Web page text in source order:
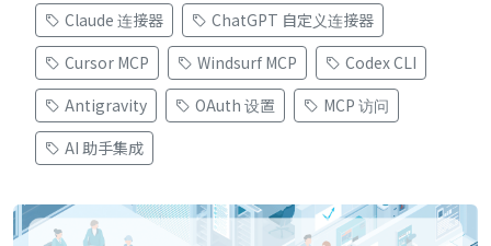
Claude 连接器
ChatGPT 自定义连接器
Cursor MCP
Windsurf MCP
Codex CLI
Antigravity
OAuth 设置
MCP 访问
AI 助手集成